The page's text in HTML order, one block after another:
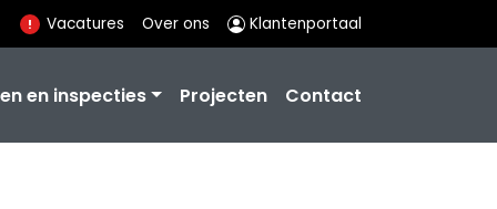
Vacatures Over ons Klantenportaal
en inspecties Projecten Contact